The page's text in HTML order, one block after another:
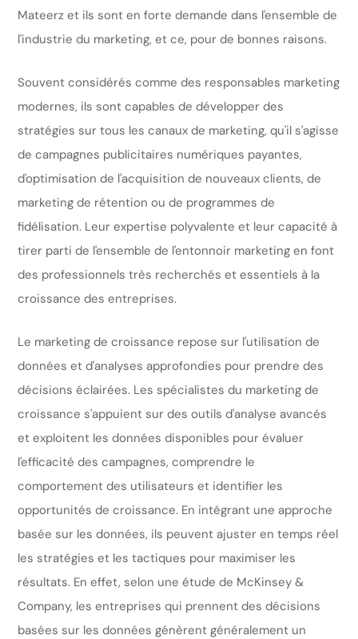
Mateerz et ils sont en forte demande dans l'ensemble de
l'industrie du marketing, et ce, pour de bonnes raisons.
Souvent considérés comme des responsables marketing
modernes, ils sont capables de développer des
stratégies sur tous les canaux de marketing, qu'il s'agisse
de campagnes publicitaires numériques payantes,
d'optimisation de l'acquisition de nouveaux clients, de
marketing de rétention ou de programmes de
fidélisation. Leur expertise polyvalente et leur capacité à
tirer parti de l'ensemble de l'entonnoir marketing en font
des professionnels très recherchés et essentiels à la
croissance des entreprises.
Le marketing de croissance repose sur l'utilisation de
données et d'analyses approfondies pour prendre des
décisions éclairées. Les spécialistes du marketing de
croissance s'appuient sur des outils d'analyse avancés
et exploitent les données disponibles pour évaluer
l'efficacité des campagnes, comprendre le
comportement des utilisateurs et identifier les
opportunités de croissance. En intégrant une approche
basée sur les données, ils peuvent ajuster en temps réel
les stratégies et les tactiques pour maximiser les
résultats. En effet, selon une étude de McKinsey &
Company, les entreprises qui prennent des décisions
basées sur les données génèrent généralement un